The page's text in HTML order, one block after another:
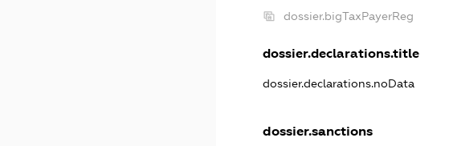
dossier.bigTaxPayerReg
dossier.declarations.title
dossier.declarations.noData
dossier.sanctions